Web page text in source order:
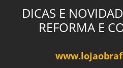
DICAS E
REFORMA E